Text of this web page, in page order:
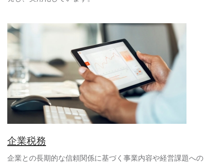
企業税務
企業との長期的な信頼関係に基づく事業内容や経営課題への